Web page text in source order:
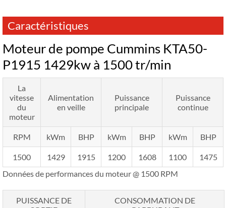
Caractéristiques
Moteur de pompe Cummins KTA50-
P1915 1429kw à 1500 tr/min
La
vitesse
du
moteur
Alimentation
en veille
Puissance
principale
Puissance
continue
RPM kWm BHP kWm BHP kWm BHP
1500 1429 1915 1200 1608 1100
1475
Données de performances du moteur @ 1500 RPM
PUISSANCE DE
CONSOMMATION DE